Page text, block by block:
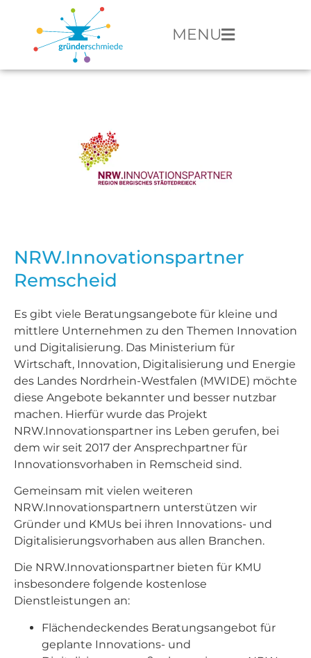
MENU
NRW.Innovationspartner
Remscheid
Es gibt viele Beratungsangebote für kleine und
mittlere Unternehmen zu den Themen Innovation
und Digitalisierung. Das Ministerium für
Wirtschaft, Innovation, Digitalisierung und Energie
des Landes Nordrhein-Westfalen (MWIDE) möchte
diese Angebote bekannter und besser nutzbar
machen. Hierfür wurde das Projekt
NRW.Innovationspartner ins Leben gerufen, bei
dem wir seit 2017 der Ansprechpartner für
Innovationsvorhaben in Remscheid sind.
Gemeinsam mit vielen weiteren
NRW.Innovationspartnern unterstützen wir
Gründer und KMUs bei ihren Innovations- und
Digitalisierungsvorhaben aus allen Branchen.
Die NRW.Innovationspartner bieten für KMU
insbesondere folgende kostenlose
Dienstleistungen an:
Flächendeckendes Beratungsangebot für
geplante Innovations- und